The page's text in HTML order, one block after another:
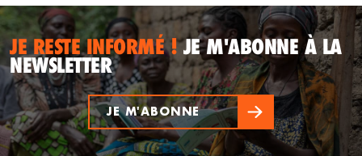
JE RESTE INFORMÉ !JE M'ABONNE À LA
NEWSLETTER
JE M'ABONNE